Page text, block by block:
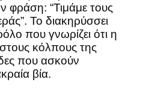
φράση: “Τιμάμε τους
Το διακηρύσσει
που γνωρίζει ότι η
στους κόλπους της
που ασκούν
βία.